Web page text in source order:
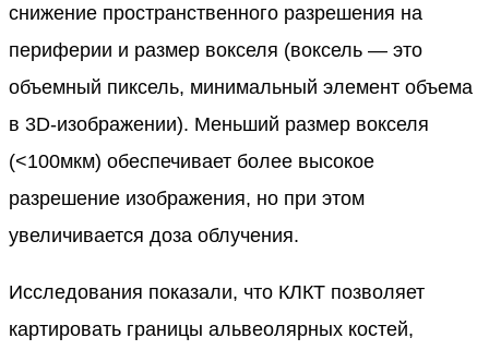
снижение пространственного разрешения на
периферии и размер вокселя (воксель — это
объемный пиксель, минимальный элемент объема
в 3D-изображении). Меньший размер вокселя
(<100мкм) обеспечивает более высокое
разрешение изображения, но при этом
увеличивается доза облучения.
Исследования показали, что КЛКТ позволяет
картировать границы альвеолярных костей,